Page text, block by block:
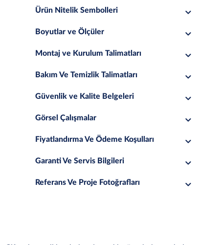
Ürün Nitelik Sembolleri
Boyutlar ve Ölçüler
Montaj ve Kurulum Talimatları
Bakım Ve Temizlik Talimatları
Güvenlik ve Kalite Belgeleri
Görsel Çalışmalar
Fiyatlandırma Ve Ödeme Koşulları
Garanti Ve Servis Bilgileri
Referans Ve Proje Fotoğrafları